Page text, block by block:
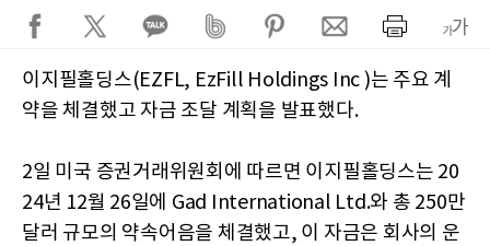
이지필홀딩스(EZFL, EzFill Holdings Inc )는 주요 계
약을 체결했고 자금 조달 계획을 발표했다.
2일 미국 증권거래위원회에 따르면 이지필홀딩스는 20
24년 12월 26일에 Gad International Ltd.와 총 250만
달러 규모의 약속어음을 체결했고, 이 자금은 회사의 운